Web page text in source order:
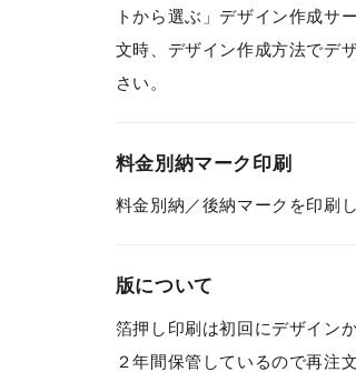
トから選ぶ」デザイン作成サ
文時、デザイン作成方法でデ
さい。
料金別納マーク印刷
料金別納／後納マークを印刷
版について
箔押し印刷は初回にデザイン
２年間保管しているので再注